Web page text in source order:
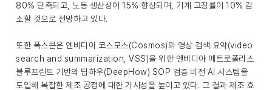
80% 단축되고, 노동 생산성이 15% 향상되며, 기계 고장률이 10% 감
소할 것으로 전망하고 있다.
또한 폭스콘은 엔비디아 코스모스(Cosmos)와 영상 검색·요약(video
search and summarization, VSS)을 위한 엔비디아 메트로폴리스
블루프린트 기반의 딥하우(DeepHow) SOP 검증 비전 AI 시스템을
도입해 복잡한 제조 공정에 대한 가시성을 높이고 있다. 그 결과 제조 효